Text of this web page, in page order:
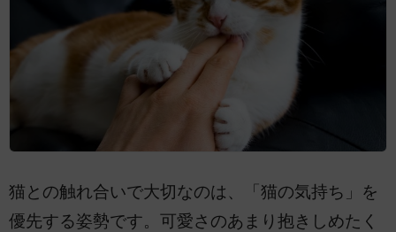
猫との触れ合いで大切なのは、「猫の気持ち」を
優先する姿勢です。可愛さのあまり抱きしめたく